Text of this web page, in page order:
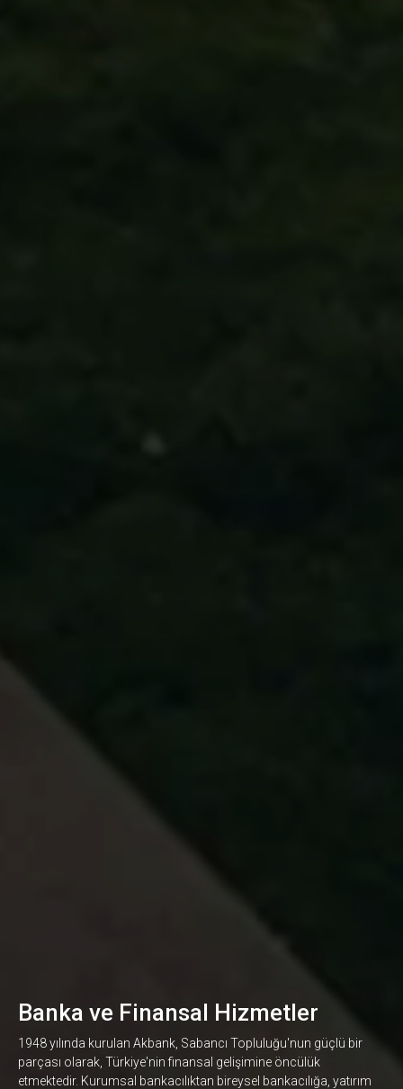
Banka ve Finansal Hizmetler
1948 yılında kurulan Akbank, Sabancı Topluluğu'nun güçlü bir
parçası olarak, Türkiye'nin finansal gelişimine öncülük
etmektedir. Kurumsal bankacılıktan bireysel bankacılığa, yatırım